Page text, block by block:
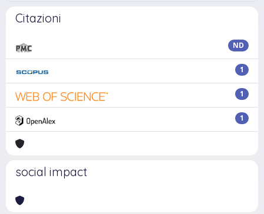
Citazioni
ND
1
1
1
social impact